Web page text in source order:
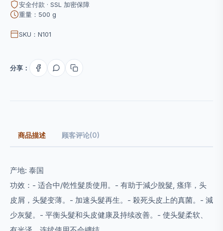
安全付款 · SSL 加密保障
重量：500 g
SKU：N101
分享：
商品描述 顾客评论(0)
产地: 泰国
功效： - 适合中/乾性髮质使用。 - 有助于減少脫髮, 瘙痒，头
皮屑，头髮变薄。 - 加速头髮再生。 - 殺死头皮上的真菌。 - 減
少灰髮。 - 平衡头髮和头皮健康及持续改善。 - 使头髮柔软、